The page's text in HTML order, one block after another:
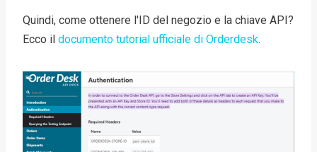
Quindi, come ottenere l'ID del negozio e la chiave API?
Ecco il documento tutorial ufficiale di Orderdesk.